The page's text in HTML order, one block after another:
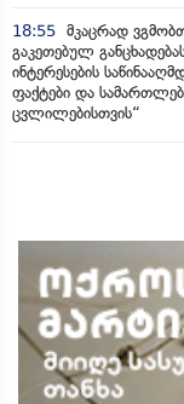
18:55 მკაცრად
გაკეთებულ
ინტერესების
ფაქტები და
ცვლილებისთვის“